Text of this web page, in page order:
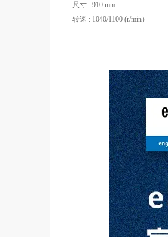
尺寸: 910 mm
转速 : 1040/1100 (r/min）